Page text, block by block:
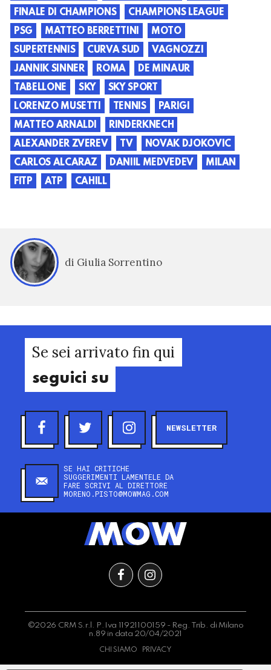
FINALE DI CHAMPIONS
CHAMPIONS LEAGUE
PSG
MATTEO BERRETTINI
MOTO
SUPERTENNIS
CURVA SUD
VAGNOZZI
JANNIK SINNER
ROMA
DE MINAUR
TABELLONE
SKY
SKY SPORT
LORENZO MUSETTI
TENNIS
PARIGI
MATTEO ARNALDI
RINDERKNECH
ALEXANDER ZVEREV
TV
NOVAK DJOKOVIC
CARLOS ALCARAZ
DANIIL MEDVEDEV
MILAN
FITP
ATP CAHILL
di Giulia Sorrentino
Se sei arrivato fin qui
seguici su
NEWSLETTER
SE HAI CRITICHE
SUGGERIMENTI LAMENTELE DA
FARE SCRIVI AL DIRETTORE
MORENO.PISTO@MOWMAG.COM
©2026 CRM S.r.l. P.Iva 11921100159 - Reg. Trib. di Milano
n.89 in data 20/04/2021
CHI SIAMO PRIVACY